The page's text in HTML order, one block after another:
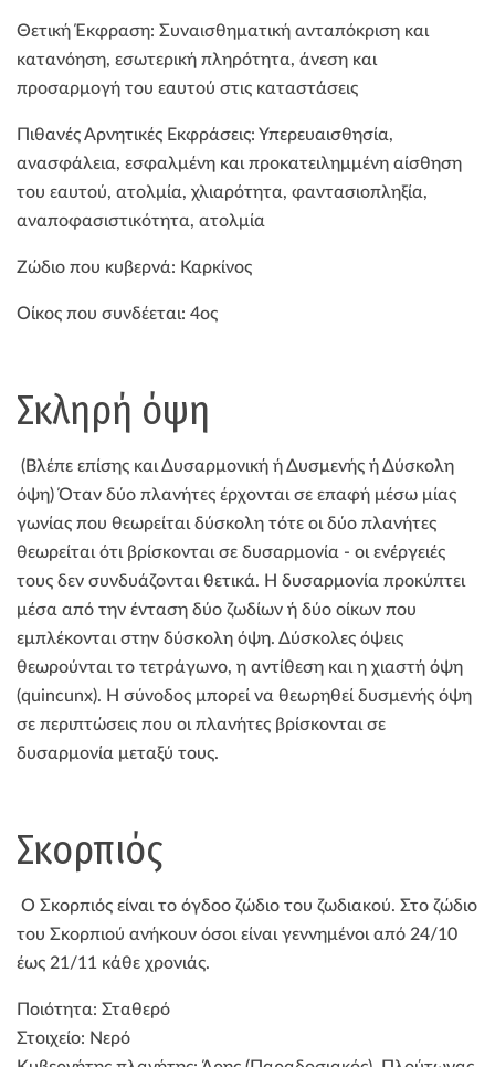
Θετική Έκφραση: Συναισθηματική ανταπόκριση και
κατανόηση, εσωτερική πληρότητα, άνεση και
προσαρμογή του εαυτού στις καταστάσεις
Πιθανές Αρνητικές Εκφράσεις: Υπερευαισθησία,
ανασφάλεια, εσφαλμένη και προκατειλημμένη αίσθηση
του εαυτού, ατολμία, χλιαρότητα, φαντασιοπληξία,
αναποφασιστικότητα, ατολμία
Ζώδιο που κυβερνά: Καρκίνος
Οίκος που συνδέεται: 4ος
Σκληρή όψη
(Βλέπε επίσης και Δυσαρμονική ή Δυσμενής ή Δύσκολη
όψη) Όταν δύο πλανήτες έρχονται σε επαφή μέσω μίας
γωνίας που θεωρείται δύσκολη τότε οι δύο πλανήτες
θεωρείται ότι βρίσκονται σε δυσαρμονία - οι ενέργειές
τους δεν συνδυάζονται θετικά. Η δυσαρμονία προκύπτει
μέσα από την ένταση δύο ζωδίων ή δύο οίκων που
εμπλέκονται στην δύσκολη όψη. Δύσκολες όψεις
θεωρούνται το τετράγωνο, η αντίθεση και η χιαστή όψη
(quincunx). Η σύνοδος μπορεί να θεωρηθεί δυσμενής όψη
σε περιπτώσεις που οι πλανήτες βρίσκονται σε
δυσαρμονία μεταξύ τους.
Σκορπιός
Ο Σκορπιός είναι το όγδοο ζώδιο του ζωδιακού. Στο ζώδιο
του Σκορπιού ανήκουν όσοι είναι γεννημένοι από 24/10
έως 21/11 κάθε χρονιάς.
Ποιότητα: Σταθερό
Στοιχείο: Νερό